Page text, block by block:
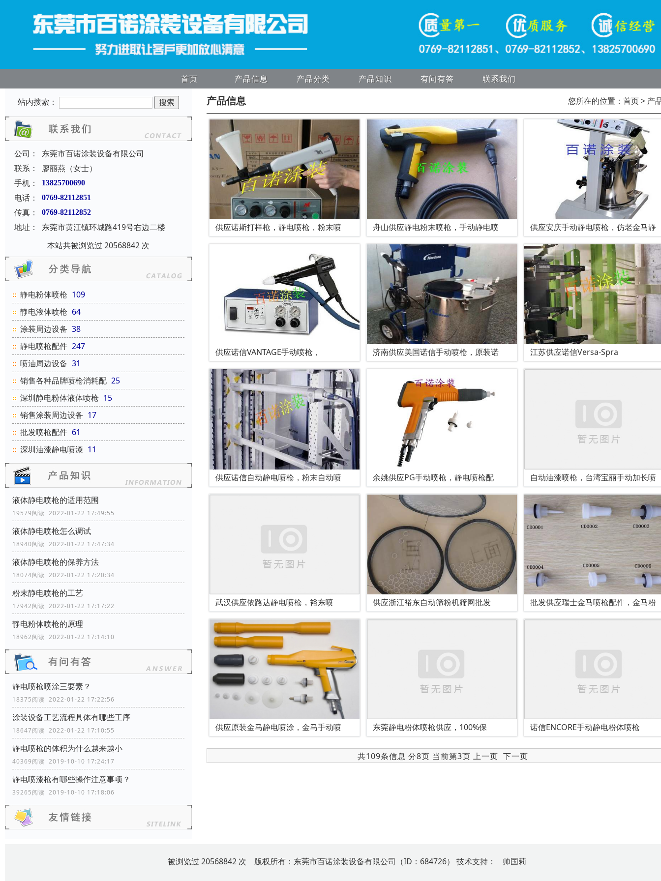
首页 产品信息 产品分类 产品知识 有问有答 联系我们
站内搜索：
公司：
东莞市百诺涂装设备有限公司
联系：
廖丽燕（女士）
手机：
13825700690
电话： 0769-82112851
传真： 0769-82112852
地址：
东莞市黄江镇环城路419号右边二楼
本站共被浏览过 20568842 次
静电粉体喷枪 109
静电液体喷枪 64
涂装周边设备 38
静电喷枪配件 247
喷油周边设备 31
销售各种品牌喷枪消耗配 25
深圳静电粉体液体喷枪 15
销售涂装周边设备 17
批发喷枪配件 61
深圳油漆静电喷漆 11
液体静电喷枪的适用范围
19579阅读 2022-01-22 17:49:55
液体静电喷枪怎么调试
18940阅读 2022-01-22 17:47:34
液体静电喷枪的保养方法
18074阅读 2022-01-22 17:20:34
粉末静电喷枪的工艺
17942阅读 2022-01-22 17:17:22
静电粉体喷枪的原理
18962阅读 2022-01-22 17:14:10
静电喷枪喷涂三要素？
18375阅读 2022-01-22 17:22:56
涂装设备工艺流程具体有哪些工序
18647阅读 2022-01-22 17:10:55
静电喷枪的体积为什么越来越小
40369阅读 2019-10-10 17:24:17
静电喷漆枪有哪些操作注意事项？
39265阅读 2019-10-10 17:18:06
产品信息 您所在的位置： 首页> 产
供应诺斯打样枪，静电喷枪，粉末喷 舟山供应静电粉末喷枪，手动静电喷 供应安庆手动静电喷枪，仿老金马静
供应诺信VANTAGE手动喷枪， 济南供应美国诺信手动喷枪，原装诺 江苏供应诺信Versa-Spra
供应诺信自动静电喷枪，粉末自动喷 余姚供应PG手动喷枪，静电喷枪配 自动油漆喷枪，台湾宝丽手动加长喷
武汉供应依路达静电喷枪，裕东喷 供应浙江裕东自动筛粉机筛网批发 批发供应瑞士金马喷枪配件，金马粉
供应原装金马静电喷涂，金马手动喷 东莞静电粉体喷枪供应，100%保 诺信ENCORE手动静电粉体喷枪
共109条信息 分8页 当前第3页 上一页 下一页
被浏览过 20568842 次 版权所有：东莞市百诺涂装设备有限公司（ID：684726） 技术支持： 帅国莉